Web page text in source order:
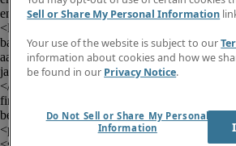
entiteiten. jouw verantwoordelijkheden
<li>De verwerking van aankoop- en
bankverrichtingen;</li><li>Het opstellen en
aangiftes;</li><li>De voorbereiding van
jaarafsluitingen;</li><li>Taken binnen de
</li><li>Ondersteuning van de
financiële opvolging;</li><li>Het bewaken
betrouwbaarheid van de financiële
<p><strong>Jouw profiel</strong></
Sell or Share My Personal Information
Your use of the website is subject to our
information about cookies and how we
be found in our Privacy Notice.
Do Not Sell or Share My Personal
Information